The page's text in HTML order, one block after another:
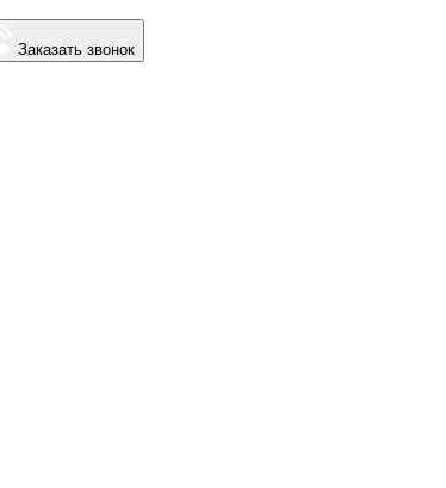
Заказать звонок